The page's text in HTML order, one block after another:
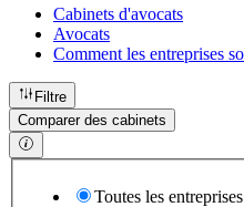
Cabinets d'avocats
Avocats
Comment les entreprises
Filtre
Comparer des cabinets
Toutes les entreprises